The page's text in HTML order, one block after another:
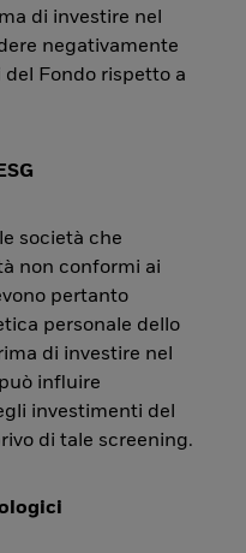
di investire nel
negativamente
Fondo rispetto a
società che
non conformi ai
pertanto
personale dello
di investire nel
influire
investimenti del
di tale screening.